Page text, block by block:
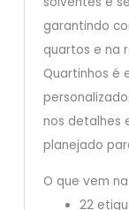
garantindo
quartos e na
Quartinhos é
nos detalhes
planejado
O que vem
22